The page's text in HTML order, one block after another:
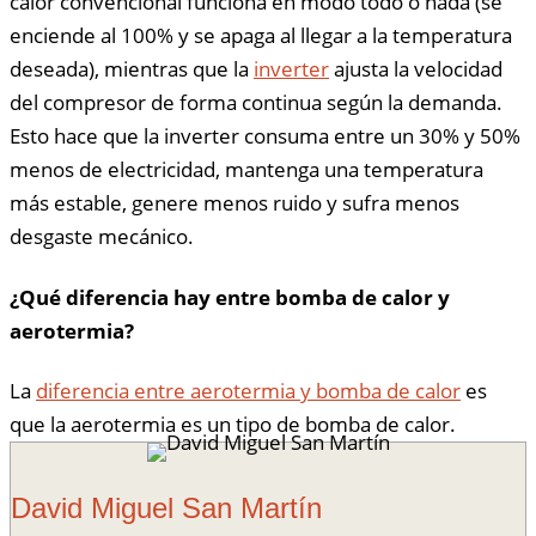
enciende al 100% y se apaga al llegar a la temperatura
deseada), mientras que la inverterajusta la velocidad
del compresor de forma continua según la demanda.
Esto hace que la inverter consuma entre un 30% y 50%
menos de electricidad, mantenga una temperatura
más estable, genere menos ruido y sufra menos
desgaste mecánico.
¿Qué diferencia hay entre bomba de calor y
aerotermia?
La diferencia entre aerotermia y bomba de calor es
que la aerotermia es un tipo de bomba de calor.
David Miguel San Martín